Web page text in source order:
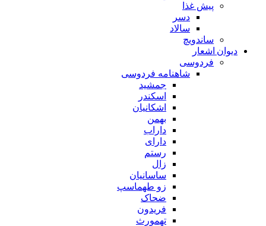
پیش غذا
دسر
سالاد
ساندویچ
دیوان اشعار
فردوسی
شاهنامه فردوسی
جمشید
اسکندر
اشکانیان
بهمن
داراب
دارای
رستم
زال
ساسانیان
زو طهماسپ‏
ضحاک
فریدون
تهمورث